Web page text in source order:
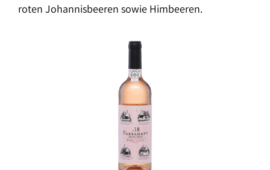
roten Johannisbeeren sowie Himbeeren.
Bildergalerie überspringen